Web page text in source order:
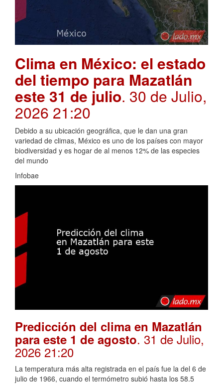
Clima en México: el estado
del tiempo para Mazatlán
este 31 de julio. 30 de Julio,
2026 21:20
Debido a su ubicación geográfica, que le dan una gran
variedad de climas, México es uno de los países con mayor
biodiversidad y es hogar de al menos 12% de las especies
del mundo
Infobae
Predicción del clima en Mazatlán
para este 1 de agosto. 31 de Julio,
2026 21:20
La temperatura más alta registrada en el país fue la del 6 de
julio de 1966, cuando el termómetro subió hasta los 58.5